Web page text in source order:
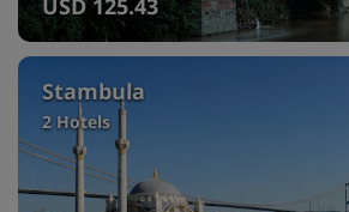
USD 125.43
Stambula
2 Hotels